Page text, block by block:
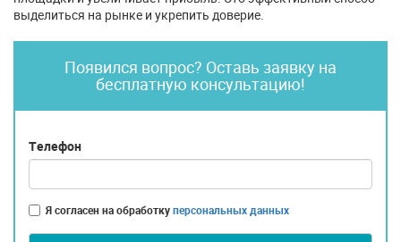
выделиться на рынке и укрепить доверие.
Появился вопрос? Оставь заявку на
бесплатную консультацию!
Телефон
Я согласен на обработкуперсональных данных